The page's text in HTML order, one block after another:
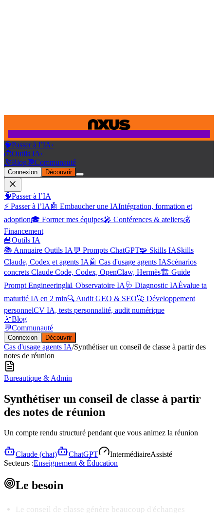
🧠Passer à l’IA›
🧰Outils IA›
🔭Blog💬Communauté
Connexion Découvrir
🧠Passer à l’IA
⚡ Passer à l’IA 🤖 Embaucher une IAIntégration, formation et
adoption🎓 Former mes équipes🎤 Conférences & ateliers💰
Financement
🧰Outils IA
📚 Annuaire Outils IA 💬 Prompts ChatGPT🧩 Skills IASkills
Claude, Codex et agents IA 🤖 Cas d'usage agents IAScénarios
concrets Claude Code, Codex, OpenClaw, Hermès🏗️ Guide
Prompt Engineering📊 Observatoire IA 🩺 Diagnostic IAÉvalue ta
maturité IA en 2 min🔍 Audit GEO & SEO🚀 Développement
personnelCV IA, tests personnalité, audit numérique
🔭Blog
💬Communauté
Connexion Découvrir
Cas d'usage agents IA/Synthétiser un conseil de classe à partir des
notes de réunion
Bureautique & Admin
Synthétiser un conseil de classe à partir
des notes de réunion
Un compte rendu structuré pendant que vous animez la réunion
Claude (chat) ChatGPT IntermédiaireAssisté
Secteurs :Enseignement & Éducation
Le besoin
Le conseil de classe génère beaucoup d'échanges